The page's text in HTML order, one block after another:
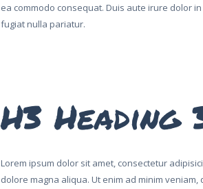
ea commodo consequat. Duis aute irure dolor
fugiat nulla pariatur.
H3 Heading
Lorem ipsum dolor sit amet, consectetur
dolore magna aliqua. Ut enim ad minim